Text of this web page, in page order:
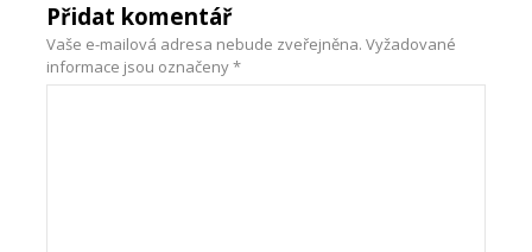
Přidat komentář
Vaše e-mailová adresa nebude zveřejněna. Vyžadované
informace jsou označeny*